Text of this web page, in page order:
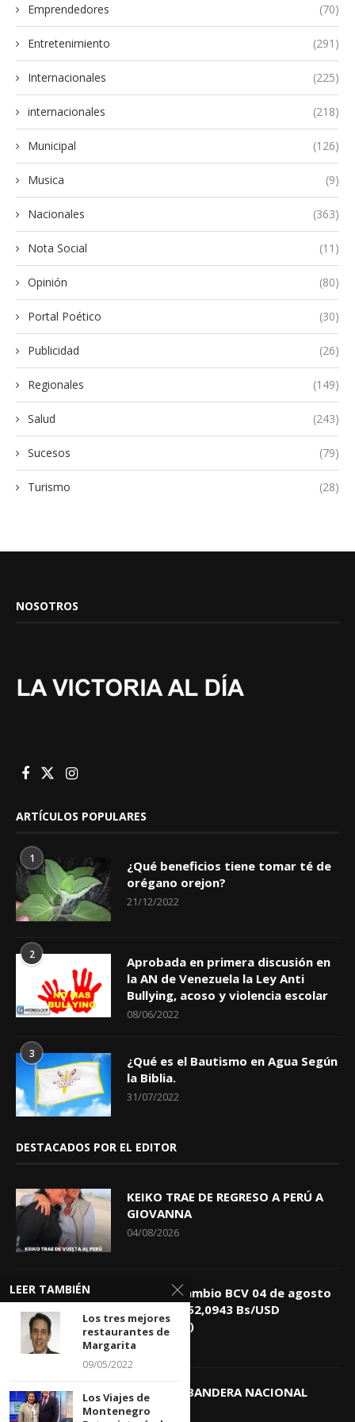
Emprendedores (70)
Entretenimiento (291)
Internacionales (225)
internacionales (218)
Municipal (126)
Musica (9)
Nacionales (363)
Nota Social (11)
Opinión (80)
Portal Poético (30)
Publicidad (26)
Regionales (149)
Salud (243)
Sucesos (79)
Turismo (28)
NOSOTROS
ARTÍCULOS POPULARES
1
¿Qué beneficios tiene tomar té de
orégano orejon?
21/12/2022
2
Aprobada en primera discusión en
la AN de Venezuela la Ley Anti
Bullying, acoso y violencia escolar
08/06/2022
3
¿Qué es el Bautismo en Agua Según
la Biblia.
31/07/2022
DESTACADOS POR EL EDITOR
KEIKO TRAE DE REGRESO A PERÚ A
GIOVANNA
04/08/2026
Tasa de Cambio BCV 04 de agosto
de 2026: 752,0943 Bs/USD
(+0,4418%)
04/08/2026
DIA DE LA BANDERA NACIONAL
03/08/2026
LEER TAMBIÉN
Los tres mejores
restaurantes de
Margarita
09/05/2022
Los Viajes de
Montenegro